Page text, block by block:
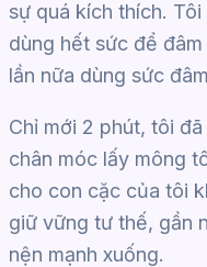
sự quá kích thích.
dùng hết sức để
lần nữa dùng sức
Chỉ mới 2 phút, tôi
chân móc lấy mông
cho con cặc của tôi
giữ vững tư thế, gần
nện mạnh xuống.